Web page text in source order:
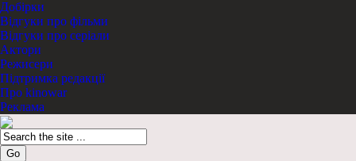
Добірки
Відгуки про фільми
Відгуки про серіали
Актори
Режисери
Підтримка редакції
Про kinowar
Реклама
Go